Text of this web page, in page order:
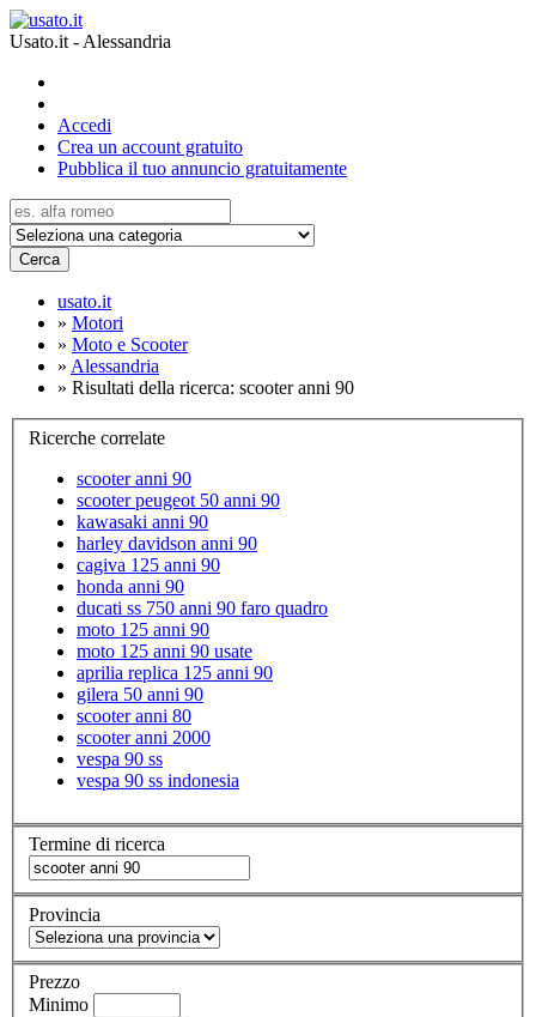
Usato.it - Alessandria
Accedi
Crea un account gratuito
Pubblica il tuo annuncio gratuitamente
Cerca
usato.it
» Motori
» Moto e Scooter
» Alessandria
» Risultati della ricerca: scooter anni 90
Ricerche correlate
scooter anni 90
scooter peugeot 50 anni 90
kawasaki anni 90
harley davidson anni 90
cagiva 125 anni 90
honda anni 90
ducati ss 750 anni 90 faro quadro
moto 125 anni 90
moto 125 anni 90 usate
aprilia replica 125 anni 90
gilera 50 anni 90
scooter anni 80
scooter anni 2000
vespa 90 ss
vespa 90 ss indonesia
Termine di ricerca
Provincia
Prezzo
Minimo